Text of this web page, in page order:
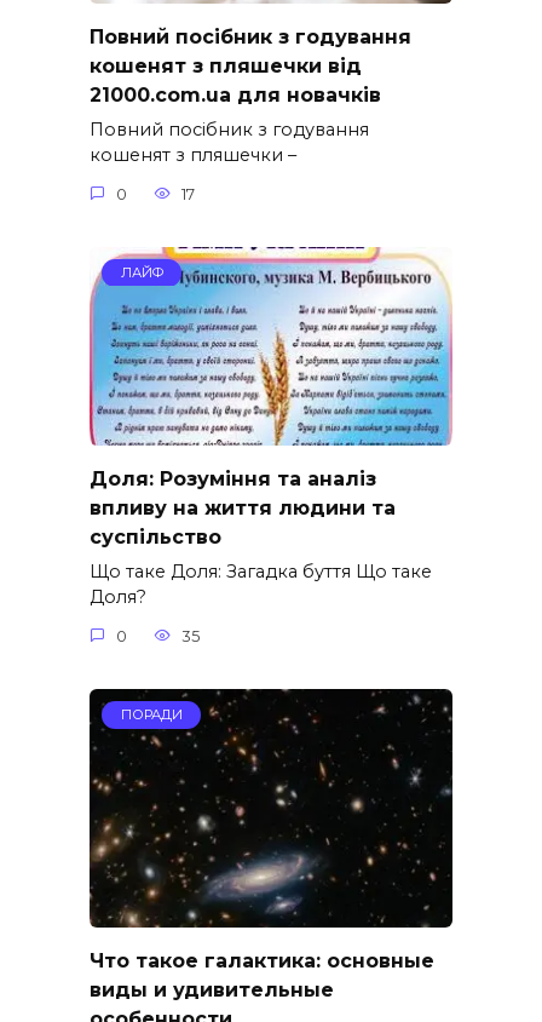
Повний посібник з годування
кошенят з пляшечки від
21000.com.ua для новачків
Повний посібник з годування
кошенят з пляшечки –
0 17
ЛАЙФ
Доля: Розуміння та аналіз
впливу на життя людини та
суспільство
Що таке Доля: Загадка буття Що таке
Доля?
0 35
ПОРАДИ
Что такое галактика: основные
виды и удивительные